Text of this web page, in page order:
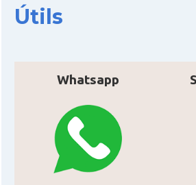
CAMON Catalans a
CAMON Catalans a
CAMON Catalans a
Útils
Whatsapp